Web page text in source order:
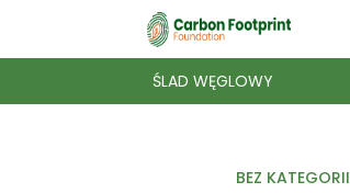
ŚLAD WĘGLOWY
BEZ KATEGORII